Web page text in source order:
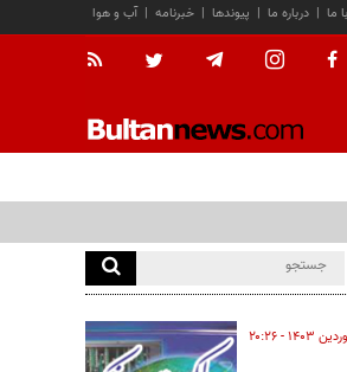
آب و هوا | خبرنامه | پیوندها | درباره ما | ما